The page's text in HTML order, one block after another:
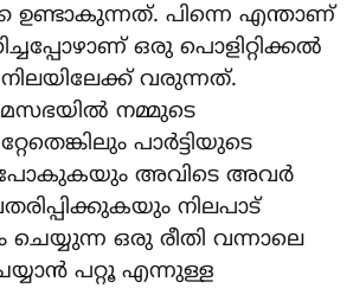
ഉണ്ടാകുന്നത്. പിന്നെ എന്താണ്
ഒരു പൊളിറ്റിക്കൽ
വരുന്നത്.
നമ്മുടെ
പാർട്ടിയുടെ
പോകുകയും അവിടെ അവർ
നിലപാട്
ഒരു രീതി വന്നാലെ
പറ്റൂ എന്നുള്ള